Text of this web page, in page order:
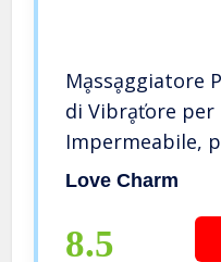
Mḁssḁggiatore
di Vibrḁťore per
Impermeabile,
stímolazíonế
Ricarica in
Love Charm
8.5